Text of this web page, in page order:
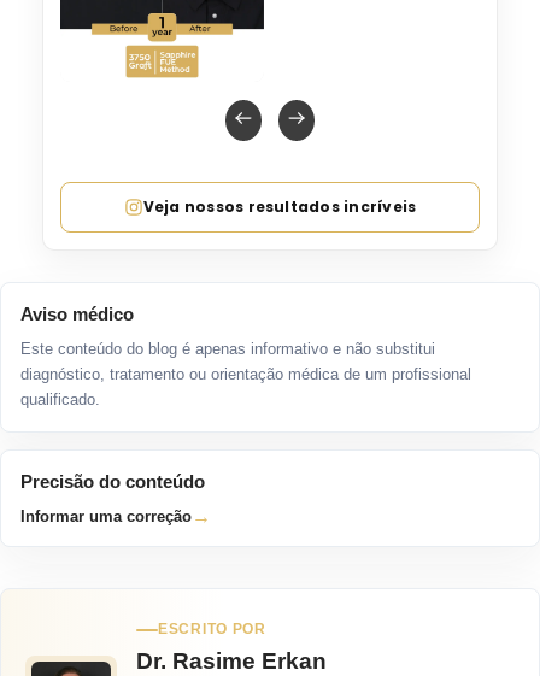
Veja nossos resultados incríveis
Aviso médico
Este conteúdo do blog é apenas informativo e não substitui
diagnóstico, tratamento ou orientação médica de um profissional
qualificado.
Precisão do conteúdo
Informar uma correção →
ESCRITO POR
Dr. Rasime Erkan